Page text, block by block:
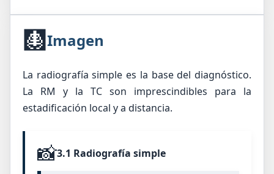
🩻Imagen
La radiografía simple es la base del diagnóstico.
La RM y la TC son imprescindibles para la
estadificación local y a distancia.
📸3.1 Radiografía simple